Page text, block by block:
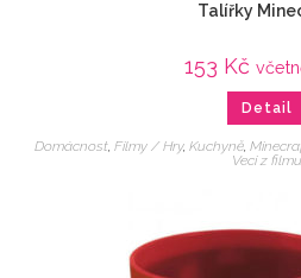
Talířky
153 Kč
Detail
Domácnost, Filmy / Hry, Kuchyně,
Veci z filmu